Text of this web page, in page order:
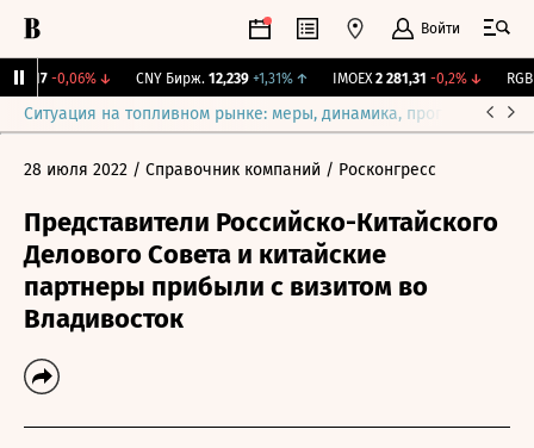
Войти
-0,06%↓ CNY Бирж. 12,239 +1,31% ↑ IMOEX 2 281,31 -0,2%↓
Ситуация на топливном рынке: меры, динамика, прогнозы
28 июля 2022 / Справочник компаний / Росконгресс
Представители Российско-Китайского
Делового Совета и китайские
партнеры прибыли с визитом во
Владивосток